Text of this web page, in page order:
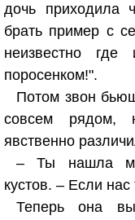
дочь приходила
брать пример с
неизвестно
поросенком!".
Потом звон
совсем рядом,
явственно
– Ты нашла
кустов. – Если
Теперь она